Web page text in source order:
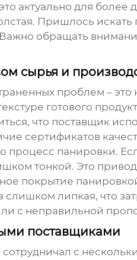
актуально для
Пришлось
обращать
сырья и
проблем – это
готового
что поставщик
сертификатов
процесс панировки.
тонкой. Это
покрытие
слишком липкая, что
с неправильной
поставщиками
с